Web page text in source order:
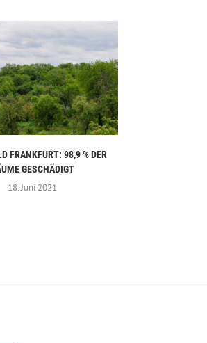
FRANKFURT: 98,9 % DER
GESCHÄDIGT
18. Juni 2021